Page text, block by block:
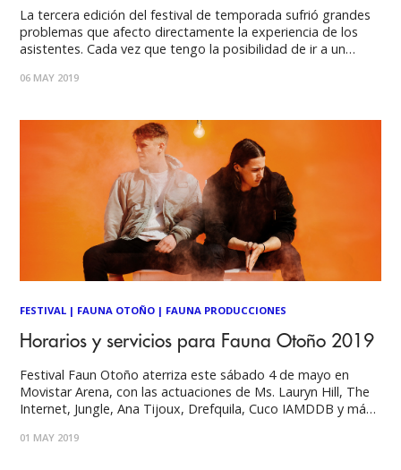
La tercera edición del festival de temporada sufrió grandes
problemas que afecto directamente la experiencia de los
asistentes. Cada vez que tengo la posibilidad de ir a un
mantengo una ansiedad por la espera desde el momento en
06 MAY 2019
FESTIVAL | FAUNA OTOÑO | FAUNA PRODUCCIONES
Horarios y servicios para Fauna Otoño 2019
Festival Faun Otoño aterriza este sábado 4 de mayo en
Movistar Arena, con las actuaciones de Ms. Lauryn Hill, The
Internet, Jungle, Ana Tijoux, Drefquila, Cuco IAMDDB y más.
se abrirán a las 17:00 horas. Faltan
01 MAY 2019